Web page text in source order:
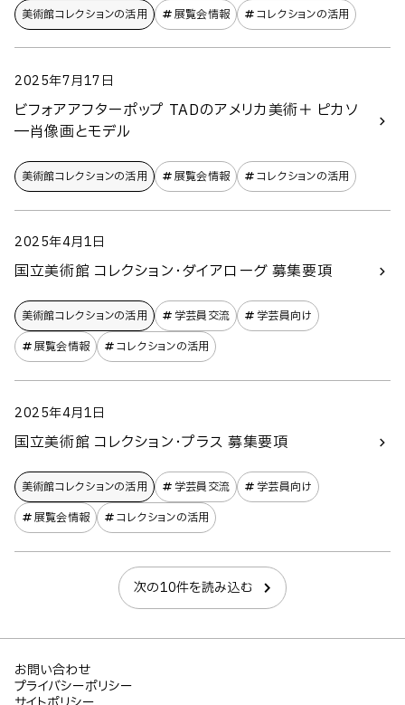
美術館コレクションの​活用 展覧会情報 コレクションの活用
2025年7月17日
ビフォアアフターポップ TADのアメリカ美術＋ ピカソ
―肖像画とモデル
美術館コレクションの​活用 展覧会情報 コレクションの活用
2025年4月1日
国立美術館 コレクション・ダイアローグ 募集要項
美術館コレクションの​活用 学芸員交流
学芸員向け
展覧会情報
コレクションの活用
2025年4月1日
国立美術館 コレクション・プラス 募集要項
美術館コレクションの​活用 学芸員交流
学芸員向け
展覧会情報
コレクションの活用
次の10件を読み込む
お問い合わせ
プライバシーポリシー